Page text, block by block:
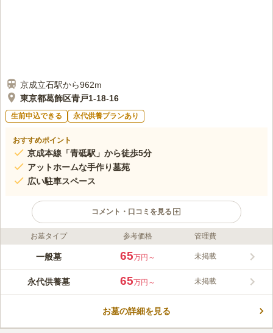
京成立石駅から962m
東京都葛飾区青戸1-18-16
生前申込できる 永代供養プランあり
おすすめポイント
京成本線「青砥駅」から徒歩5分
アットホームな手作り墓苑
広い駐車スペース
コメント・口コミを見る
ライフドット編集部のコメント
アットホームな手作り感あふれる墓苑です。今から4年前の夏
日当たりも良く、きれいに整備されています。「青砥駅」から徒
歩で約5分ほどでいくことができることも魅力の一つです。駅か
ので遠方からのお参りも便利です。
この霊園はまだ誰からも評価されていません。
お墓タイプ 参考価格 管理費
一般墓 65万円～ 未掲載
永代供養墓 65万円～ 未掲載
お墓の詳細を見る